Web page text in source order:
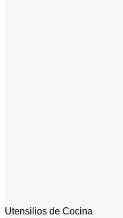
Utensilios de Cocina